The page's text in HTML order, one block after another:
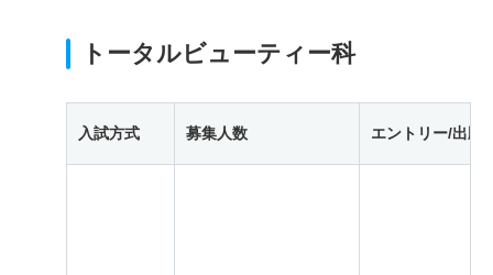
トータルビューティー科
入試方式 募集人数 エントリー/出願